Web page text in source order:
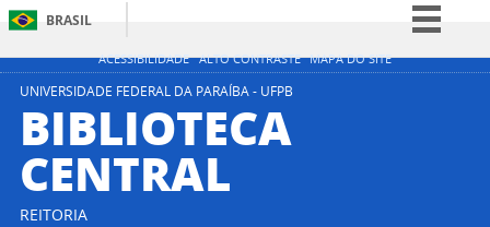
ACESSIBILIDADE ALTO CONTRASTE MAPA DO SITE
BRASIL
Simplifique!
UNIVERSIDADE FEDERAL DA PARAÍBA - UFPB
BIBLIOTECA
CENTRAL
REITORIA